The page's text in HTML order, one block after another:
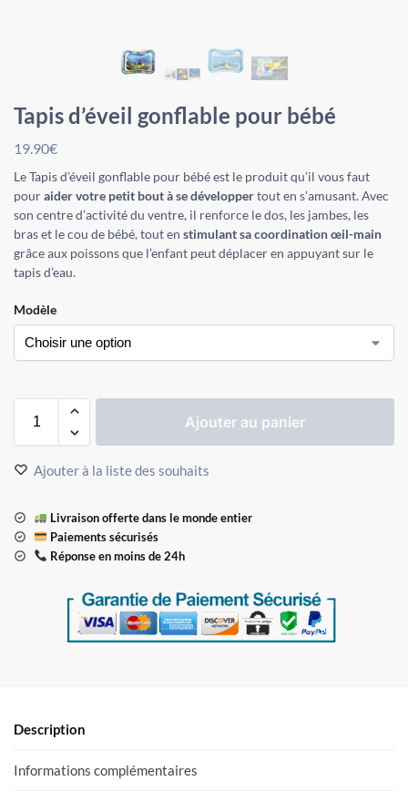
Tapis d’éveil gonflable pour bébé
19.90€
Le Tapis d’éveil gonflable pour bébé est le produit qu’il vous faut
pouraider votre petit bout à se développertout en s’amusant. Avec
son centre d’activité du ventre, il renforce le dos, les jambes, les
bras et le cou de bébé, tout en stimulant sa coordination œil-main
grâce aux poissons que l’enfant peut déplacer en appuyant sur le
tapis d’eau.
Modèle
Ajouter au panier
Ajouter à la liste des souhaits
Livraison offerte dans le monde entier
Paiements sécurisés
Réponse en moins de 24h
Description
Informations complémentaires